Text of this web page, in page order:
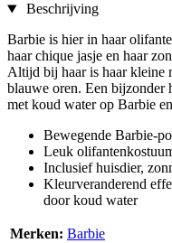
Beschrijving
Barbie is hier in haar
haar chique jasje en haar
Altijd bij haar is haar kleine
blauwe oren. Een bijzonder
met koud water op Barbie
Bewegende Barbie-
Leuk
Inclusief huisdier,
Kleurveranderend
door koud water
Merken: Barbie